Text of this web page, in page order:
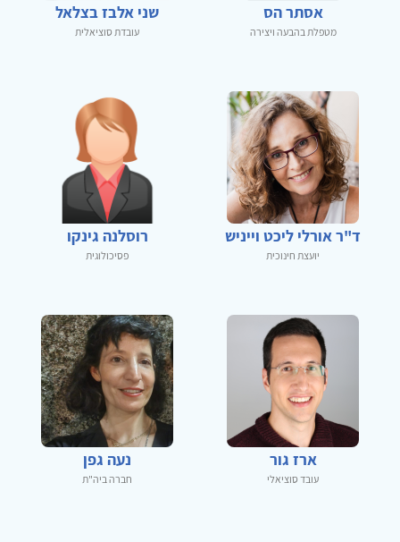
אסתר הס
מטפלת בהבעה ויצירה
שני אלבז בצלאל
עובדת סוציאלית
ד"ר אורלי ליכט וייניש
יועצת חינוכית
רוסלנה גינקו
פסיכולוגית
ארז גור
עובד סוציאלי
נעה גפן
חברה ביה"ת